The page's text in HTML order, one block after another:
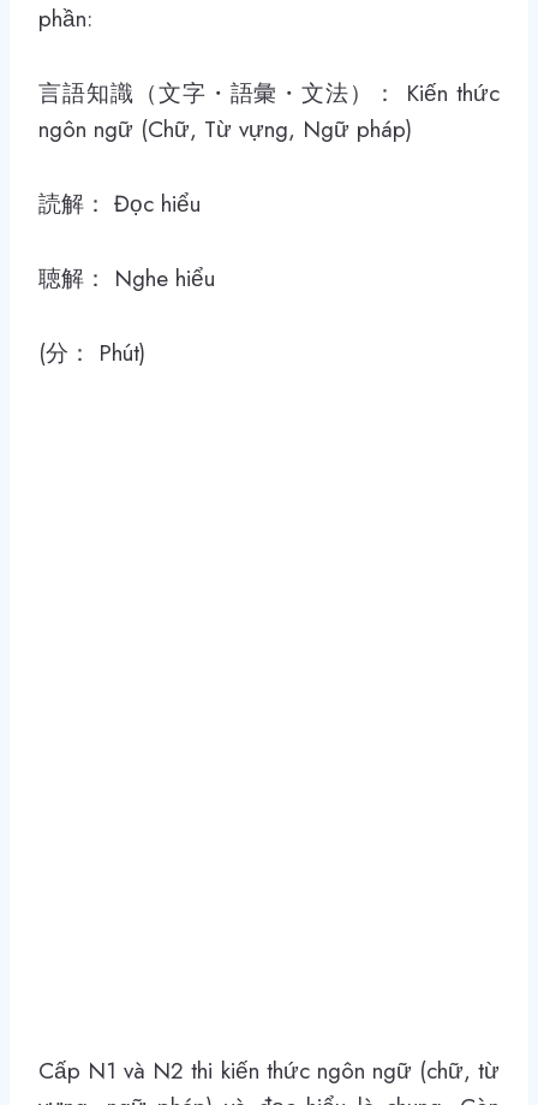
phần:
言語知識（文字・語彙・文法）： Kiến thức
ngôn ngữ (Chữ, Từ vựng, Ngữ pháp)
読解： Đọc hiểu
聴解： Nghe hiểu
(分： Phút)
Cấp N1 và N2 thi kiến thức ngôn ngữ (chữ, từ